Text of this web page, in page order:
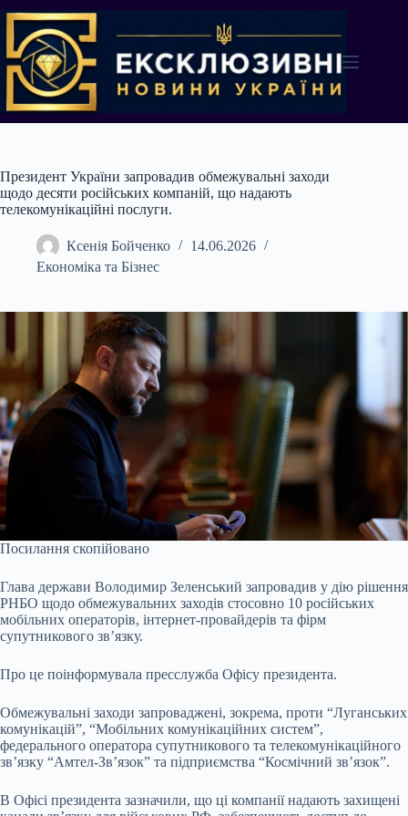
до
вмісту
Президент України запровадив обмежувальні заходи
щодо десяти російських компаній, що надають
телекомунікаційні послуги.
Ксенія Бойченко
14.06.2026
Економіка та Бізнес
Посилання скопійовано
Глава держави Володимир Зеленський запровадив у дію рішення
РНБО щодо обмежувальних заходів стосовно 10 російських
мобільних операторів, інтернет-провайдерів та фірм
супутникового зв’язку.
Про це поінформувала пресслужба Офісу президента.
Обмежувальні заходи запроваджені, зокрема, проти “Луганських
комунікацій”, “Мобільних комунікаційних систем”,
федерального оператора супутникового та телекомунікаційного
зв’язку “Амтел-Зв’язок” та підприємства “Космічний зв’язок”.
В Офісі президента зазначили, що ці компанії надають захищені